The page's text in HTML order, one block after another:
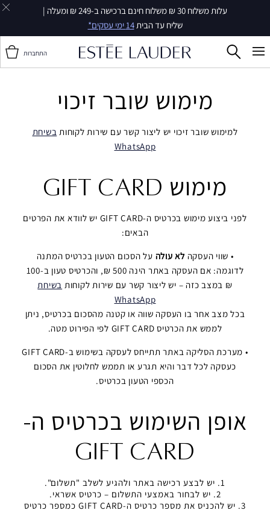
עלות משלוח 30 ₪ משלוח חינם ברכישה ב-249 ₪ ומעלה |
שליח עד הבית14 ימי עסקים*
התחברות
מימוש שובר זיכוי
למימוש שובר זיכוי יש ליצור קשר עם שירות לקוחות בשיחת
WhatsApp
מימוש GIFT CARD
לפני ביצוע מימוש בכרטיס ה-GIFT CARD יש לוודא את הפרטים
הבאים:
• שווי העסקה לא עולה על הסכום הטעון בכרטיס המתנה
לדוגמה: אם העסקה באתר הינה 500 ₪, והכרטיס טעון ב-100
₪ במצב כזה – יש ליצור קשר עם שירות לקוחות בשיחת
WhatsApp
בכל מצב אחר בו העסקה שווה או קטנה מהסכום בכרטיס, ניתן
לממש את הכרטיס GIFT CARD לפי הפירוט מטה.
• מערכת הסליקה באתר תתייחס לעסקה בשימוש ב-GIFT CARD
כעסקה לכל דבר והיא תגרע או תממש לחלוטין את הסכום
הכספי הטעון בכרטיס.
אופן השימוש בכרטיס ה-
GIFT CARD
יש לבצע רכישה באתר ולהגיע לשלב "תשלום".
יש לבחור באמצעי התשלום – כרטיס אשראי.
יש להכניס את מספר כרטיס ה-GIFT CARD כמספר כרטיס